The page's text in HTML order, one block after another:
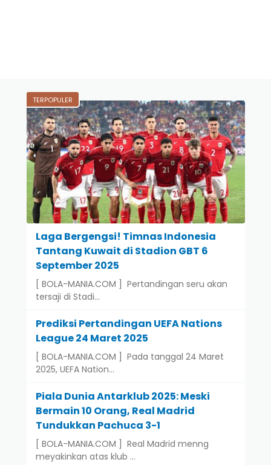
TERPOPULER
Laga Bergengsi! Timnas Indonesia
Tantang Kuwait di Stadion GBT 6
September 2025
[ BOLA-MANIA.COM ] Pertandingan seru akan
tersaji di Stadi…
Prediksi Pertandingan UEFA Nations
League 24 Maret 2025
[ BOLA-MANIA.COM ] Pada tanggal 24 Maret
2025, UEFA Nation…
Piala Dunia Antarklub 2025: Meski
Bermain 10 Orang, Real Madrid
Tundukkan Pachuca 3-1
[ BOLA-MANIA.COM ] Real Madrid menng
meyakinkan atas klub …